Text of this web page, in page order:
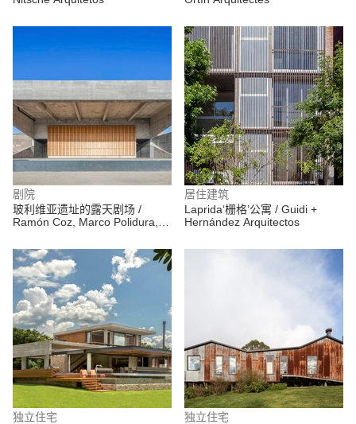
剧院
玻利维亚遗址的露天剧场 /
Ramón Coz, Marco Polidura,
Alvarez
居住建筑
Laprida‘栅格’公寓 / Guidi +
Hernández Arquitectos
独立住宅
独立住宅